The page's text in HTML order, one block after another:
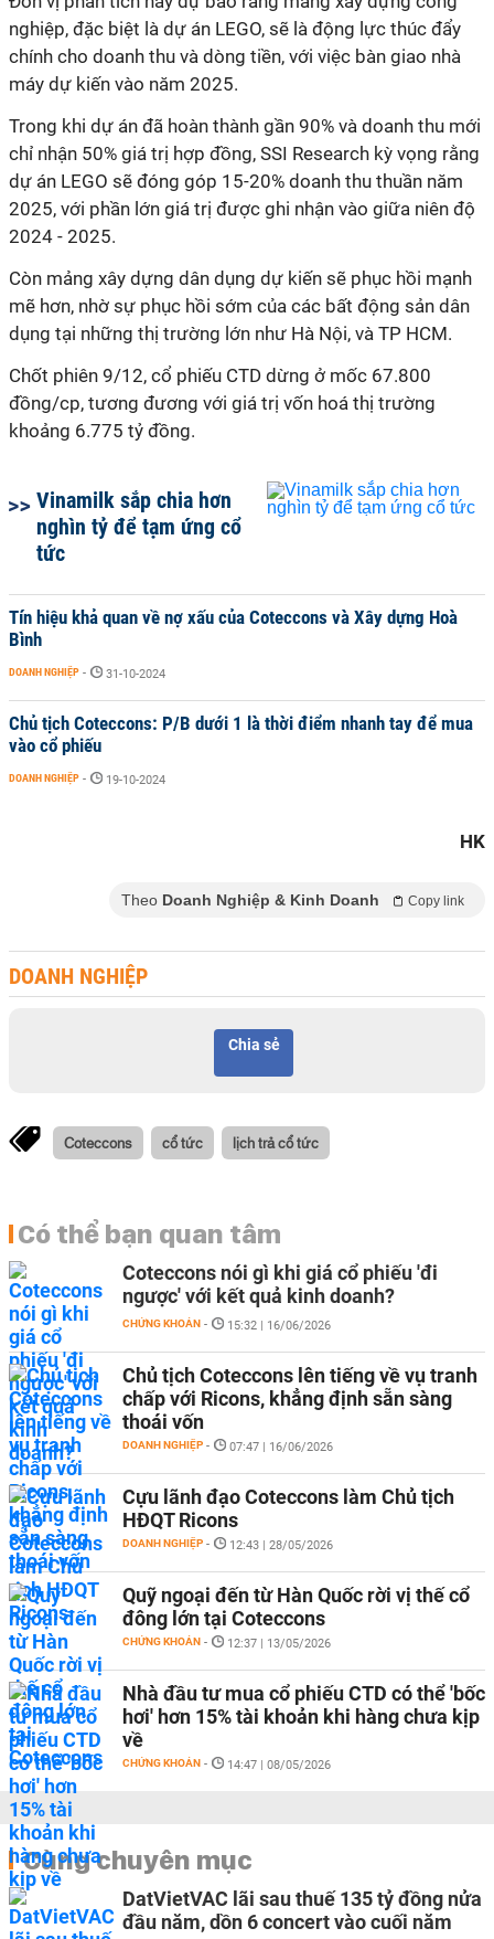
nghiệp, đặc biệt là dự án LEGO, sẽ là động lực thúc đẩy
chính cho doanh thu và dòng tiền, với việc bàn giao nhà
máy dự kiến vào năm 2025.
Trong khi dự án đã hoàn thành gần 90% và doanh thu mới
chỉ nhận 50% giá trị hợp đồng, SSI Research kỳ vọng rằng
dự án LEGO sẽ đóng góp 15-20% doanh thu thuần năm
2025, với phần lớn giá trị được ghi nhận vào giữa niên độ
2024 - 2025.
Còn mảng xây dựng dân dụng dự kiến sẽ phục hồi mạnh
mẽ hơn, nhờ sự phục hồi sớm của các bất động sản dân
dụng tại những thị trường lớn như Hà Nội, và TP HCM.
Chốt phiên 9/12, cổ phiếu CTD dừng ở mốc 67.800
đồng/cp, tương đương với giá trị vốn hoá thị trường
khoảng 6.775 tỷ đồng.
Vinamilk sắp chia hơn
nghìn tỷ để tạm ứng cổ
tức
Tín hiệu khả quan về nợ xấu của Coteccons và Xây dựng Hoà
Bình
DOANH NGHIỆP - 31-10-2024
Chủ tịch Coteccons: P/B dưới 1 là thời điểm nhanh tay để mua
vào cổ phiếu
DOANH NGHIỆP - 19-10-2024
HK
Theo Doanh Nghiệp & Kinh Doanh Copy link
DOANH NGHIỆP
Chia sẻ
Coteccons cổ tức lịch trả cổ tức
Có thể bạn quan tâm
Coteccons nói gì khi giá cổ phiếu 'đi
ngược' với kết quả kinh doanh?
CHỨNG KHOÁN - 15:32 | 16/06/2026
Chủ tịch Coteccons lên tiếng về vụ tranh
chấp với Ricons, khẳng định sẵn sàng
thoái vốn
DOANH NGHIỆP - 07:47 | 16/06/2026
Cựu lãnh đạo Coteccons làm Chủ tịch
HĐQT Ricons
DOANH NGHIỆP - 12:43 | 28/05/2026
Quỹ ngoại đến từ Hàn Quốc rời vị thế cổ
đông lớn tại Coteccons
CHỨNG KHOÁN - 12:37 | 13/05/2026
Nhà đầu tư mua cổ phiếu CTD có thể 'bốc
hơi' hơn 15% tài khoản khi hàng chưa kịp
về
CHỨNG KHOÁN - 14:47 | 08/05/2026
Cùng chuyên mục
DatVietVAC lãi sau thuế 135 tỷ đồng nửa
đầu năm, dồn 6 concert vào cuối năm